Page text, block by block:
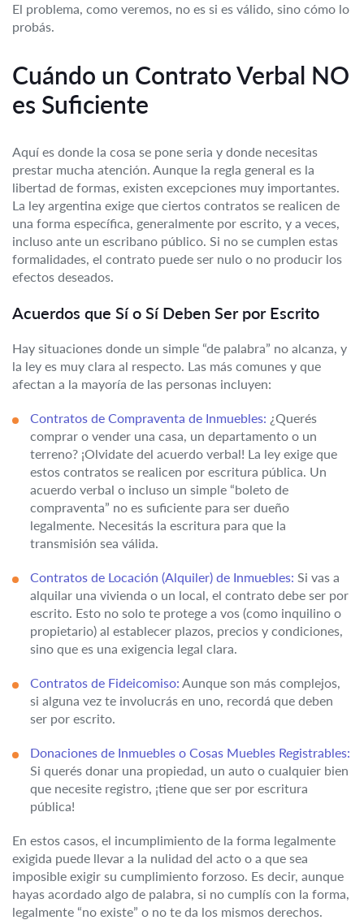
El problema, como veremos, no es si es válido, sino cómo lo
probás.
Cuándo un Contrato Verbal NO
es Suficiente
Aquí es donde la cosa se pone seria y donde necesitas
prestar mucha atención. Aunque la regla general es la
libertad de formas, existen excepciones muy importantes.
La ley argentina exige que ciertos contratos se realicen de
una forma específica, generalmente por escrito, y a veces,
incluso ante un escribano público. Si no se cumplen estas
formalidades, el contrato puede ser nulo o no producir los
efectos deseados.
Acuerdos que Sí o Sí Deben Ser por Escrito
Hay situaciones donde un simple “de palabra” no alcanza, y
la ley es muy clara al respecto. Las más comunes y que
afectan a la mayoría de las personas incluyen:
Contratos de Compraventa de Inmuebles: ¿Querés
comprar o vender una casa, un departamento o un
terreno? ¡Olvidate del acuerdo verbal! La ley exige que
estos contratos se realicen por escritura pública. Un
acuerdo verbal o incluso un simple “boleto de
compraventa” no es suficiente para ser dueño
legalmente. Necesitás la escritura para que la
transmisión sea válida.
Contratos de Locación (Alquiler) de Inmuebles: Si vas a
alquilar una vivienda o un local, el contrato debe ser por
escrito. Esto no solo te protege a vos (como inquilino o
propietario) al establecer plazos, precios y condiciones,
sino que es una exigencia legal clara.
Contratos de Fideicomiso: Aunque son más complejos,
si alguna vez te involucrás en uno, recordá que deben
ser por escrito.
Donaciones de Inmuebles o Cosas Muebles Registrables:
Si querés donar una propiedad, un auto o cualquier bien
que necesite registro, ¡tiene que ser por escritura
pública!
En estos casos, el incumplimiento de la forma legalmente
exigida puede llevar a la nulidad del acto o a que sea
imposible exigir su cumplimiento forzoso. Es decir, aunque
hayas acordado algo de palabra, si no cumplís con la forma,
legalmente “no existe” o no te da los mismos derechos.